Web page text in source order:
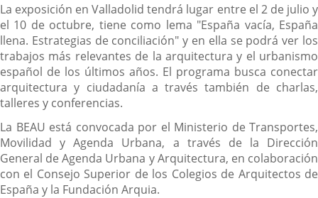
La exposición en Valladolid tendrá lugar entre el 2 de julio y
el 10 de octubre, tiene como lema "España vacía, España
llena. Estrategias de conciliación" y en ella se podrá ver los
trabajos más relevantes de la arquitectura y el urbanismo
español de los últimos años. El programa busca conectar
arquitectura y ciudadanía a través también de charlas,
talleres y conferencias.
La BEAU está convocada por el Ministerio de Transportes,
Movilidad y Agenda Urbana, a través de la Dirección
General de Agenda Urbana y Arquitectura, en colaboración
con el Consejo Superior de los Colegios de Arquitectos de
España y la Fundación Arquia.